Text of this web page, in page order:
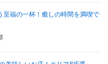
至福の一杯！癒しの時間を満喫で